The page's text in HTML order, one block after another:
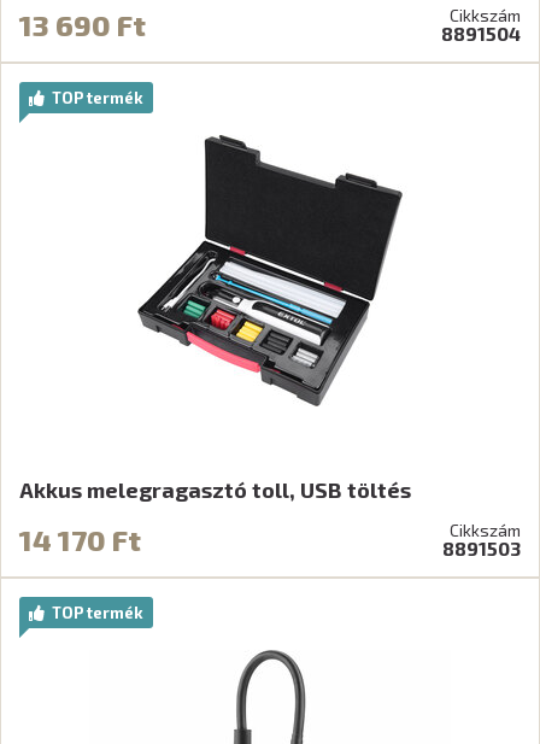
13 690 Ft Cikkszám
8891504
TOP termék
Akkus melegragasztó toll, USB töltés
14 170 Ft Cikkszám
8891503
TOP termék